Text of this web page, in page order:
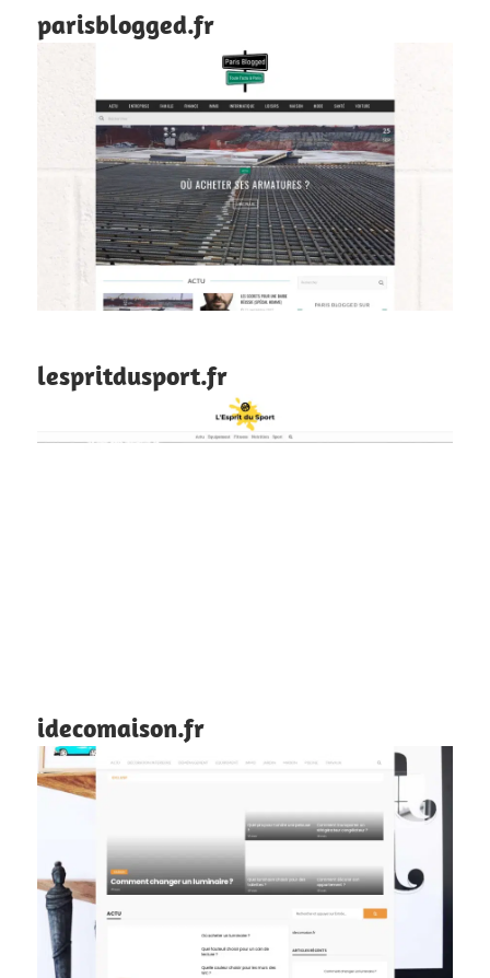
parisblogged.fr
lespritdusport.fr
idecomaison.fr